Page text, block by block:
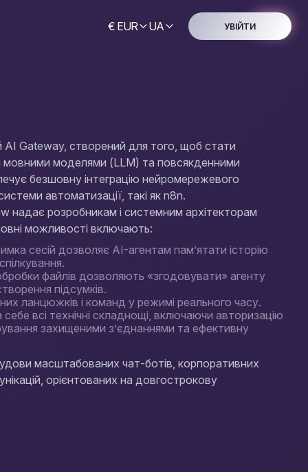
€ EUR UA УВІЙТИ
AI Gateway, створений для того, щоб стати
моделями (LLM) та повсякденними
безшовну інтеграцію нейромережевого
автоматизації, такі як n8n.
надає розробникам і системним архітекторам
можливості включають:
сесій дозволяє AI-агентам пам’ятати історію
файлів дозволяють «згодовувати» агенту
підсумків.
ланцюжків і команд у режимі реального часу.
всі технічні складнощі, включаючи авторизацію
захищеними з’єднаннями та ефективну
масштабованих чат-ботів, корпоративних
орієнтованих на довгострокову